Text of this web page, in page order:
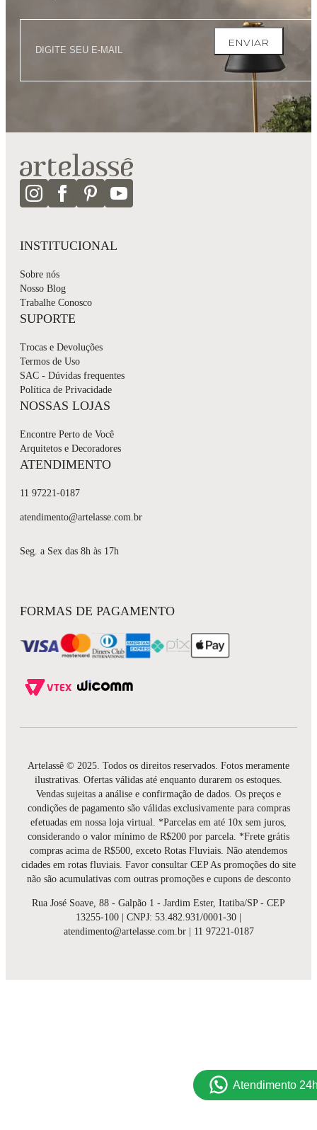
ENVIAR
INSTITUCIONAL
Sobre nós
Nosso Blog
Trabalhe Conosco
SUPORTE
Trocas e Devoluções
Termos de Uso
SAC - Dúvidas frequentes
Política de Privacidade
NOSSAS LOJAS
Encontre Perto de Você
Arquitetos e Decoradores
ATENDIMENTO
11 97221-0187
atendimento@artelasse.com.br
Seg. a Sex das 8h às 17h
FORMAS DE PAGAMENTO
Artelassê © 2025. Todos os direitos reservados. Fotos meramente
ilustrativas. Ofertas válidas até enquanto durarem os estoques.
Vendas sujeitas a análise e confirmação de dados. Os preços e
condições de pagamento são válidas exclusivamente para compras
efetuadas em nossa loja virtual. *Parcelas em até 10x sem juros,
considerando o valor mínimo de R$200 por parcela. *Frete grátis
compras acima de R$500, exceto Rotas Fluviais. Não atendemos
cidades em rotas fluviais. Favor consultar CEP As promoções do site
não são acumulativas com outras promoções e cupons de desconto
Rua José Soave, 88 - Galpão 1 - Jardim Ester, Itatiba/SP - CEP
13255-100 | CNPJ: 53.482.931/0001-30 |
atendimento@artelasse.com.br | 11 97221-0187
Atendimento